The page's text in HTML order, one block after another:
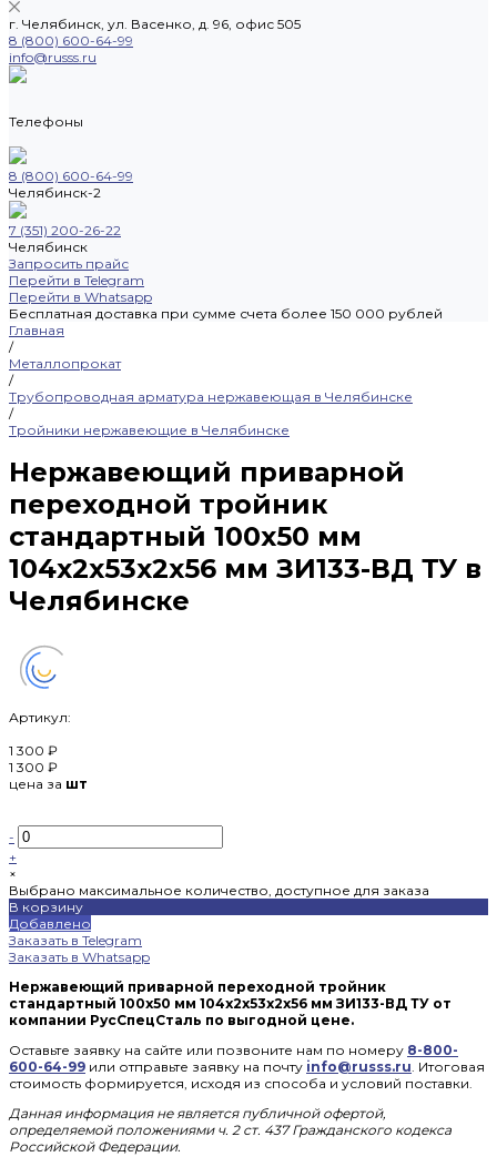
г. Челябинск, ул. Васенко, д. 96, офис 505
8 (800) 600-64-99
info@russs.ru
Телефоны
8 (800) 600-64-99
Челябинск-2
7 (351) 200-26-22
Челябинск
Запросить прайс
Перейти в Telegram
Перейти в Whatsapp
Бесплатная доставка при сумме счета более 150 000 рублей
Главная
/
Металлопрокат
/
Трубопроводная арматура нержавеющая в Челябинске
/
Тройники нержавеющие в Челябинске
Нержавеющий приварной
переходной тройник
стандартный 100х50 мм
104х2х53х2х56 мм ЗИ133-ВД ТУ в
Челябинске
Артикул:
1 300 ₽
1 300 ₽
цена за шт
-
+
×
Выбрано максимальное количество, доступное для заказа
В корзину
Добавлено
Заказать в Telegram
Заказать в Whatsapp
Нержавеющий приварной переходной тройник
стандартный 100х50 мм 104х2х53х2х56 мм ЗИ133-ВД ТУ от
компании РусСпецСталь по выгодной цене.
Оставьте заявку на сайте или позвоните нам по номеру 8-800-
600-64-99 или отправьте заявку на почту info@russs.ru. Итоговая
стоимость формируется, исходя из способа и условий поставки.
Данная информация не является публичной офертой,
определяемой положениями ч. 2 ст. 437 Гражданского кодекса
Российской Федерации.